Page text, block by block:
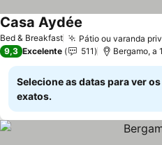
Bed & Breakfast Pátio ou varanda
Casa Aydée
9,3 Excelente 511 Bergamo, a
Selecione as datas para ver
exatos.